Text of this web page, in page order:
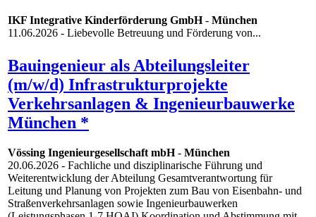
IKF Integrative Kinderförderung GmbH- München
11.06.2026 - Liebevolle Betreuung und Förderung von...
Bauingenieur als Abteilungsleiter
(m/w/d) Infrastrukturprojekte
Verkehrsanlagen & Ingenieurbauwerke
München *
Vössing Ingenieurgesellschaft mbH- München
20.06.2026 - Fachliche und disziplinarische Führung und
Weiterentwicklung der Abteilung Gesamtverantwortung für
Leitung und Planung von Projekten zum Bau von Eisenbahn- und
Straßenverkehrsanlagen sowie Ingenieurbauwerken